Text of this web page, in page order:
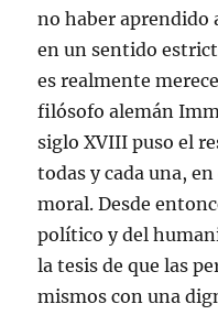
no haber aprendido
en un sentido
es realmente
filósofo alemán
siglo XVIII puso el
todas y cada una,
moral. Desde
político y del
la tesis de que las
mismos con una